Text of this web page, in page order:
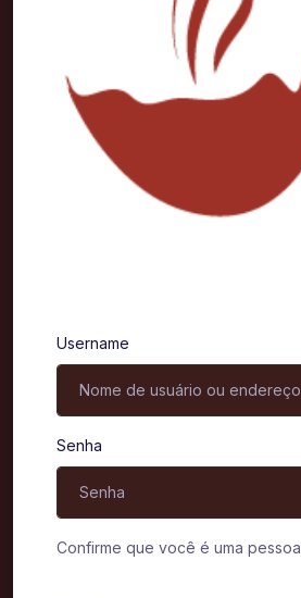
Username
Senha
Confirme que você é uma pessoa